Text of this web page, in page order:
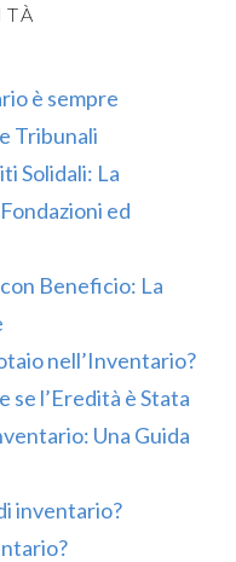
è sempre
Tribunali
Solidali: La
ed
Beneficio: La
nell’Inventario?
se l’Eredità è Stata
Una Guida
inventario?